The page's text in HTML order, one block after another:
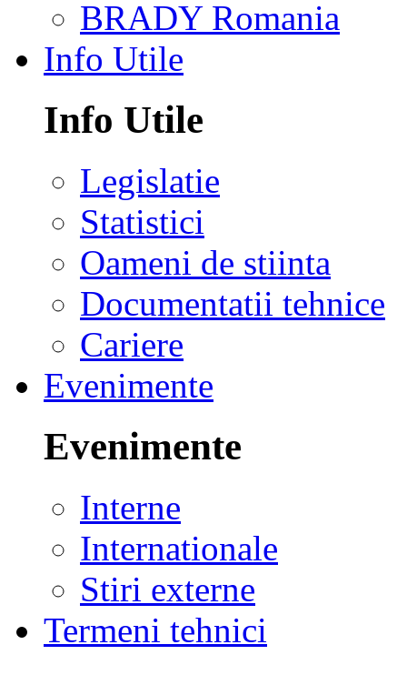
BRADY Romania
Info Utile
Info Utile
Legislatie
Statistici
Oameni de stiinta
Documentatii tehnice
Cariere
Evenimente
Evenimente
Interne
Internationale
Stiri externe
Termeni tehnici